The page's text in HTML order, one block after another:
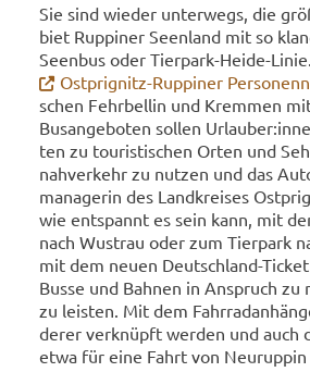
Sie sind wie­der un­ter­wegs, die
biet Rup­pi­ner Se­en­land mit so
Seen­bus oder Tierpark-​Heide-
Ostprignitz-​Ruppiner
schen Fehr­bel­lin und Krem­men
Bus­an­ge­bo­ten sol­len
ten zu tou­ris­ti­schen Orten und
nah­ver­kehr zu nut­zen und das
ma­na­ge­rin des Land­krei­ses
wie ent­spannt es sein kann, mit
nach Wus­trau oder zum Tier­park
mit dem neuen Deutschland-​
Busse und Bah­nen in An­spruch
zu leis­ten. Mit dem
de­rer ver­knüpft wer­den und auch
etwa für eine Fahrt von